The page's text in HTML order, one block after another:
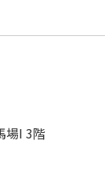
場I 3階